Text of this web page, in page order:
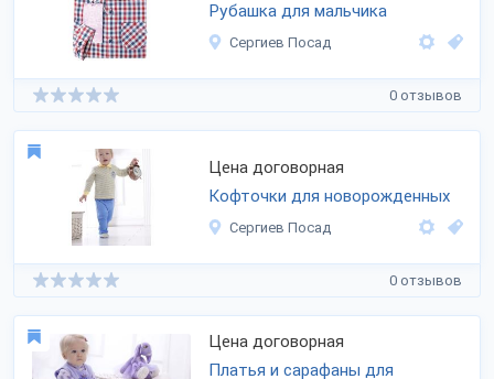
Рубашка для мальчика
Сергиев Посад
0 отзывов
Цена договорная
Кофточки для новорожденных
Сергиев Посад
0 отзывов
Цена договорная
Платья и сарафаны для